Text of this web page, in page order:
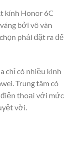
kính Honor 6C
bởi vô vàn
phải đặt ra để
chỉ có nhiều kinh
Trung tâm có
thoại với mức
vời.